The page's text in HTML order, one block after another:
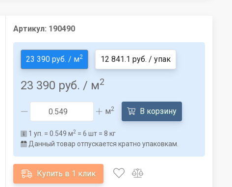
Артикул: 190490
23 390 руб. / м2 12 841.1 руб. / упак
23 390 руб. / м2
м2 В корзину
1 уп. =0.549 м2 =6 шт =8 кг
Данный товар отпускается кратно упаковкам.
Купить в 1 клик